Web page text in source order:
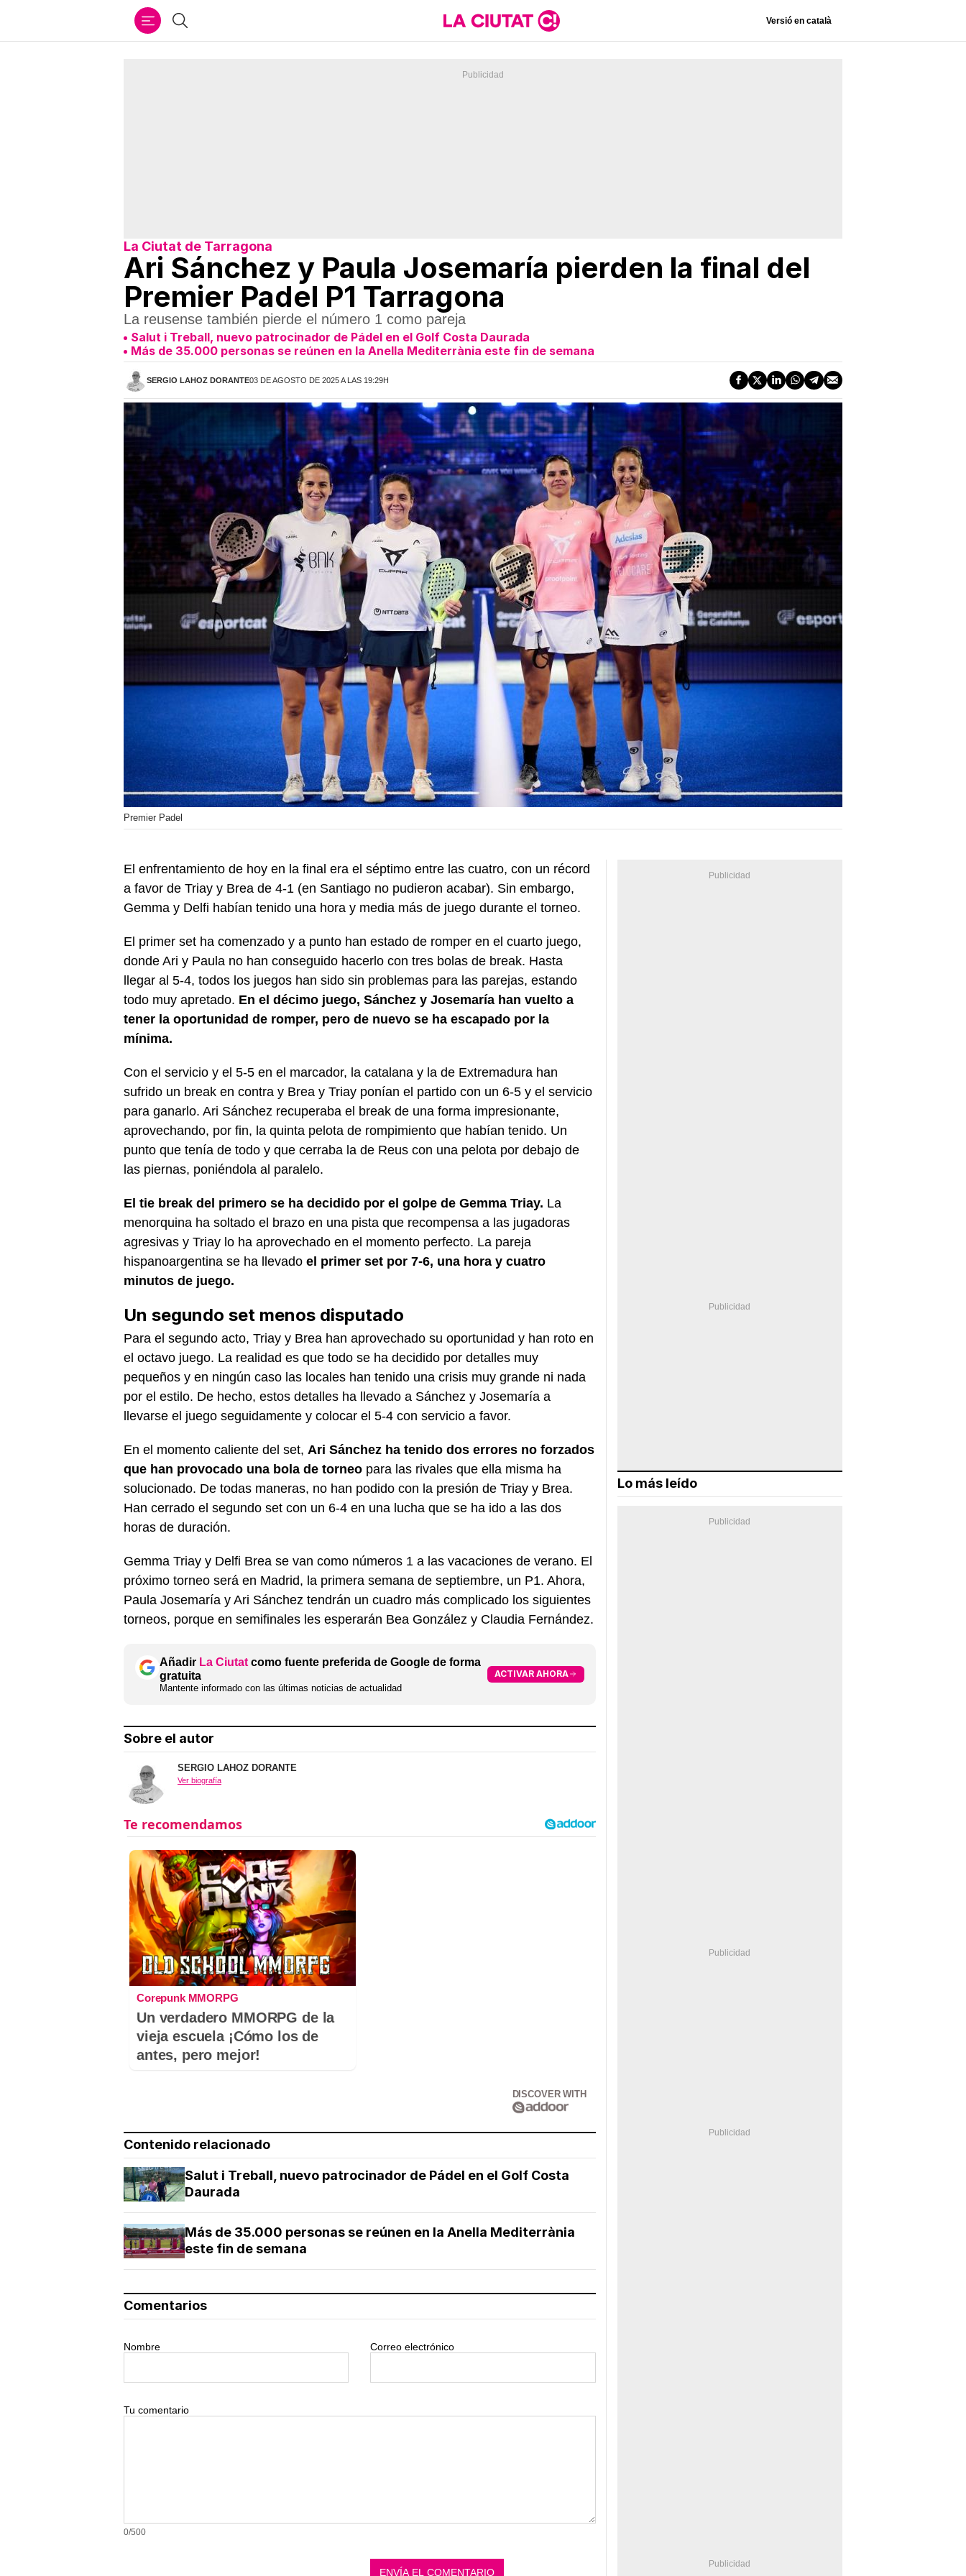
Buscar Versió en català
La Ciutat de Tarragona
Ari Sánchez y Paula Josemaría pierden la final del
Premier Padel P1 Tarragona
La reusense también pierde el número 1 como pareja
Salut i Treball, nuevo patrocinador de Pádel en el Golf Costa Daurada
Más de 35.000 personas se reúnen en la Anella Mediterrània este fin de semana
SERGIO LAHOZ DORANTE03 DE AGOSTO DE 2025 A LAS 19:29H
Premier Padel
El enfrentamiento de hoy en la final era el séptimo entre las cuatro, con un récord
a favor de Triay y Brea de 4-1 (en Santiago no pudieron acabar). Sin embargo,
Gemma y Delfi habían tenido una hora y media más de juego durante el torneo.
El primer set ha comenzado y a punto han estado de romper en el cuarto juego,
donde Ari y Paula no han conseguido hacerlo con tres bolas de break. Hasta
llegar al 5-4, todos los juegos han sido sin problemas para las parejas, estando
todo muy apretado. En el décimo juego, Sánchez y Josemaría han vuelto a
tener la oportunidad de romper, pero de nuevo se ha escapado por la
mínima.
Con el servicio y el 5-5 en el marcador, la catalana y la de Extremadura han
sufrido un break en contra y Brea y Triay ponían el partido con un 6-5 y el servicio
para ganarlo. Ari Sánchez recuperaba el break de una forma impresionante,
aprovechando, por fin, la quinta pelota de rompimiento que habían tenido. Un
punto que tenía de todo y que cerraba la de Reus con una pelota por debajo de
las piernas, poniéndola al paralelo.
El tie break del primero se ha decidido por el golpe de Gemma Triay. La
menorquina ha soltado el brazo en una pista que recompensa a las jugadoras
agresivas y Triay lo ha aprovechado en el momento perfecto. La pareja
hispanoargentina se ha llevado el primer set por 7-6, una hora y cuatro
minutos de juego.
Un segundo set menos disputado
Para el segundo acto, Triay y Brea han aprovechado su oportunidad y han roto en
el octavo juego. La realidad es que todo se ha decidido por detalles muy
pequeños y en ningún caso las locales han tenido una crisis muy grande ni nada
por el estilo. De hecho, estos detalles ha llevado a Sánchez y Josemaría a
llevarse el juego seguidamente y colocar el 5-4 con servicio a favor.
En el momento caliente del set, Ari Sánchez ha tenido dos errores no forzados
que han provocado una bola de torneo para las rivales que ella misma ha
solucionado. De todas maneras, no han podido con la presión de Triay y Brea.
Han cerrado el segundo set con un 6-4 en una lucha que se ha ido a las dos
horas de duración.
Gemma Triay y Delfi Brea se van como números 1 a las vacaciones de verano. El
próximo torneo será en Madrid, la primera semana de septiembre, un P1. Ahora,
Paula Josemaría y Ari Sánchez tendrán un cuadro más complicado los siguientes
torneos, porque en semifinales les esperarán Bea González y Claudia Fernández.
Añadir La Ciutat como fuente preferida de Google de forma
gratuita
Mantente informado con las últimas noticias de actualidad
ACTIVAR AHORA
Sobre el autor
SERGIO LAHOZ DORANTE
Ver biografía
Corepunk MMORPG
Un verdadero MMORPG de la
vieja escuela ¡Cómo los de
antes, pero mejor!
DISCOVER WITH
Contenido relacionado
Salut i Treball, nuevo patrocinador de Pádel en el Golf Costa
Daurada
Más de 35.000 personas se reúnen en la Anella Mediterrània
este fin de semana
Comentarios
Nombre Correo electrónico
Tu comentario
0/500
Lo más leído